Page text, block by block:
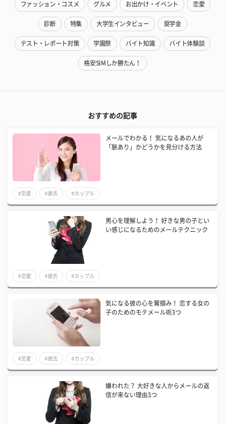
ファッション・コスメ グルメ お出かけ・イベント 恋愛
診断 特集 大学生インタビュー 奨学金
テスト・レポート対策 学園祭 バイト知識 バイト体験談
格安SIMしか勝たん！
おすすめの記事
メールでわかる！ 気になるあの人が
「脈あり」かどうかを見分ける方法
#恋愛 #彼氏 #カップル
男心を理解しよう！ 好きな男の子とい
い感じになるためのメールテクニック
#恋愛 #彼氏 #カップル
気になる彼の心を鷲掴み！ 恋する女の
子のためのモテメール術3つ
#恋愛 #彼氏 #カップル
嫌われた？ 大好きな人からメールの返
信が来ない理由3つ